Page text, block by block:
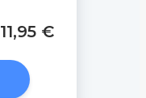
11,95 €